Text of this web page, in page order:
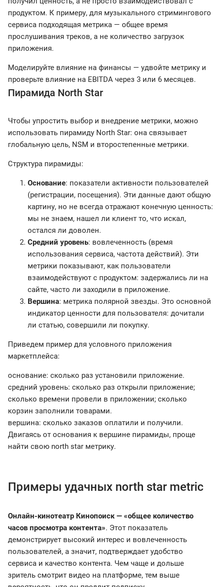
продуктом. К примеру, для музыкального стримингового
сервиса подходящая метрика — общее время
прослушивания треков, а не количество загрузок
приложения.
Моделируйте влияние на финансы — удвойте метрику и
проверьте влияние на EBITDA через 3 или 6 месяцев.
Пирамида North Star
Чтобы упростить выбор и внедрение метрики, можно
использовать пирамиду North Star: она связывает
глобальную цель, NSM и второстепенные метрики.
Структура пирамиды:
Основание: показатели активности пользователей
(регистрации, посещения). Эти данные дают общую
картину, но не всегда отражают конечную ценность:
мы не знаем, нашел ли клиент то, что искал,
остался ли доволен.
Средний уровень: вовлеченность (время
использования сервиса, частота действий). Эти
метрики показывают, как пользователи
взаимодействуют с продуктом: задержались ли на
сайте, часто ли заходили в приложение.
Вершина: метрика полярной звезды. Это основной
индикатор ценности для пользователя: дочитали
ли статью, совершили ли покупку.
Приведем пример для условного приложения
маркетплейса:
основание: сколько раз установили приложение.
средний уровень: сколько раз открыли приложение;
сколько времени провели в приложении; сколько
корзин заполнили товарами.
вершина: сколько заказов оплатили и получили.
Двигаясь от основания к вершине пирамиды, проще
найти свою north star метрику.
Примеры удачных north star metric
Онлайн-кинотеатр Кинопоиск — «общее количество
часов просмотра контента». Этот показатель
демонстрирует высокий интерес и вовлеченность
пользователей, а значит, подтверждает удобство
сервиса и качество контента. Чем чаще и дольше
зритель смотрит видео на платформе, тем выше